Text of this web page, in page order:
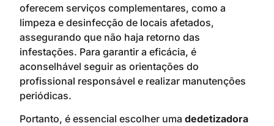
oferecem serviços complementares, como a
limpeza e desinfecção de locais afetados,
assegurando que não haja retorno das
infestações. Para garantir a eficácia, é
aconselhável seguir as orientações do
profissional responsável e realizar manutenções
periódicas.
Portanto, é essencial escolher uma dedetizadora